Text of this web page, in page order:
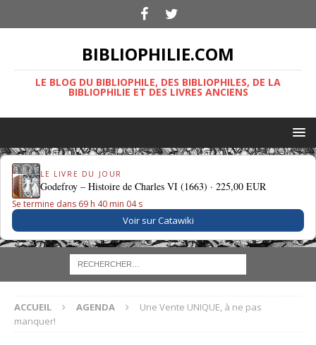
BIBLIOPHILIE.COM
LE BLOG DU BIBLIOPHILE, DES BIBLIOPHILES, DE LA
BIBLIOPHILIE ET DES LIVRES ANCIENS
LE LIVRE DU JOUR
Godefroy – Histoire de Charles VI (1663) ·225,00 EUR
Se termine dans 69 h 40 min 03 s
Voir sur Catawiki
ACCUEIL AGENDA
Une Vente UNIQUE, à ne pas
manquer!